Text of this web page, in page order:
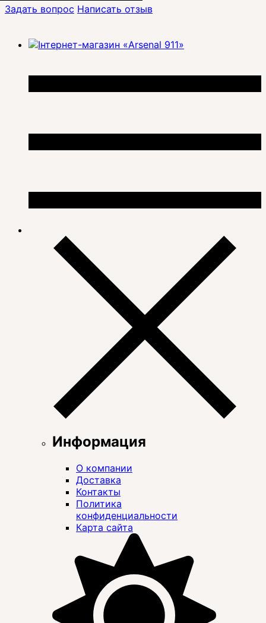
Задать вопрос Написать отзыв
Информация
О компании
Доставка
Контакты
Политика
конфиденциальности
Карта сайта